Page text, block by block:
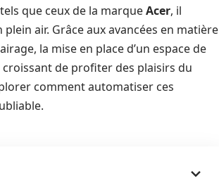
que ceux de la marqueAcer, il
air. Grâce aux avancées en matière
la mise en place d’un espace de
de profiter des plaisirs du
comment automatiser ces